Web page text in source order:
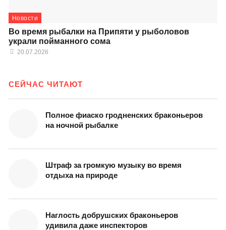
Новости
Во время рыбалки на Припяти у рыболовов
украли пойманного сома
20.07.2026
СЕЙЧАС ЧИТАЮТ
Полное фиаско гродненских браконьеров
на ночной рыбалке
Штраф за громкую музыку во время
отдыха на природе
Наглость добрушских браконьеров
удивила даже инспекторов